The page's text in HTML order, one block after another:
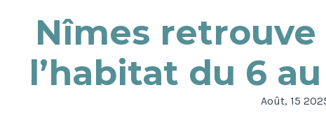
Nîmes retrouve
l’habitat du 6
Août, 15